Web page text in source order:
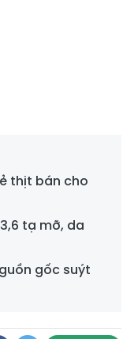
thịt bán cho
tạ mỡ, da
gốc suýt